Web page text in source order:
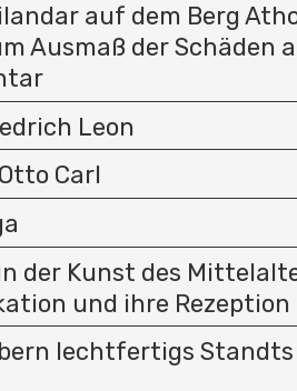
auf dem Berg
Ausmaß der Schäden
Leon
Carl
der Kunst des
und ihre Rezeption
lechtfertigs Standts